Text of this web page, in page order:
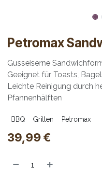
Petromax
Gusseiserne
Geeignet für Toasts,
Leichte Reinigung durch
Pfannenhälften
BBQ Grillen Petromax
39,99 €